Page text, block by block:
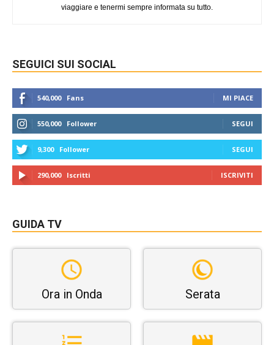
viaggiare e tenermi sempre informata su tutto.
SEGUICI SUI SOCIAL
540,000 Fans MI PIACE
550,000 Follower SEGUI
9,300 Follower SEGUI
290,000 Iscritti ISCRIVITI
GUIDA TV
Ora in Onda Serata